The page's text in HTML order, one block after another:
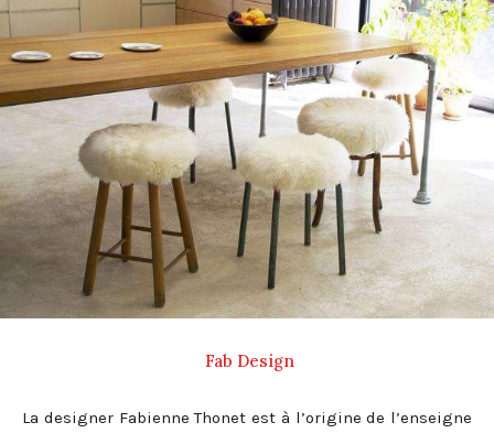
Fab Design
La designer Fabienne Thonet est à l’origine de l’enseigne